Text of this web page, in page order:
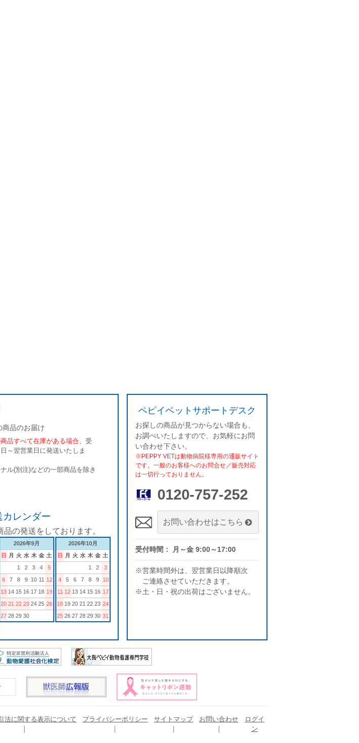
商品のお届け
品すべて在庫がある場合、 受
～翌営業日に発送いたしま
ル(別注)などの一部商品を除き
カレンダー
品の発送をしております。
2026年9月
日 月 火 水 木 金 土
1
2 3 4
5
6
7 8 9 10 11 12
13 14 15 16 17 18 19
20 21 22 23 24 25 26
27 28 29 30
2026年10月
日 月 火 水 木 金 土
1
2
3
4
5 6 7 8 9
10
11 12 13 14 15 16 17
18 19 20 21 22 23 24
25 26 27 28 29 30 31
ペピイベットサポートデスク
お探しの商品が見つからない場合も、
お調べいたしますので、お気軽にお問
い合わせ下さい。
※PEPPY VETは動物病院様専用の通販サイト
です。一般のお客様へのお問合せ／販売対応
は一切行っておりません。
0120-757-252
お問い合わせはこちら
受付時間： 月～金 9:00～17:00
※営業時間外は、翌営業日以降順次
ご連絡させていただきます。
※土・日・祝の出荷はございません。
法に関する表示について プライバシーポリシー サイトマップ お問い合わせ
ログイ
ン